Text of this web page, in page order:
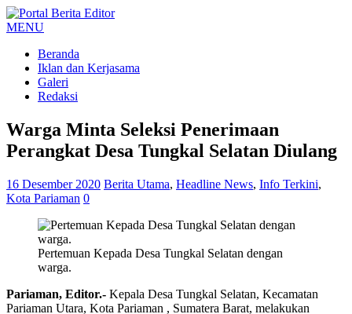
MENU
Beranda
Iklan dan Kerjasama
Galeri
Redaksi
Warga Minta Seleksi Penerimaan
Perangkat Desa Tungkal Selatan Diulang
16 Desember 2020 Berita Utama, Headline News, Info Terkini,
Kota Pariaman 0
Pertemuan Kepada Desa Tungkal Selatan dengan
warga.
Pariaman, Editor.- Kepala Desa Tungkal Selatan, Kecamatan
Pariaman Utara, Kota Pariaman , Sumatera Barat, melakukan